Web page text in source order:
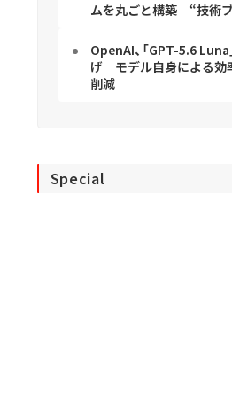
ムを丸ごと構築 “技術
OpenAI、「GPT-5.6
げ モデル自身による効
削減
Special